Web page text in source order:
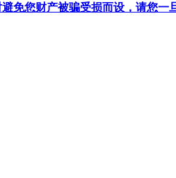
免您财产被骗受损而设，请您一